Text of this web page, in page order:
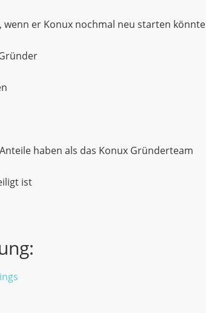
wenn er Konux nochmal neu starten könnte
haben als das Konux Gründerteam
ist